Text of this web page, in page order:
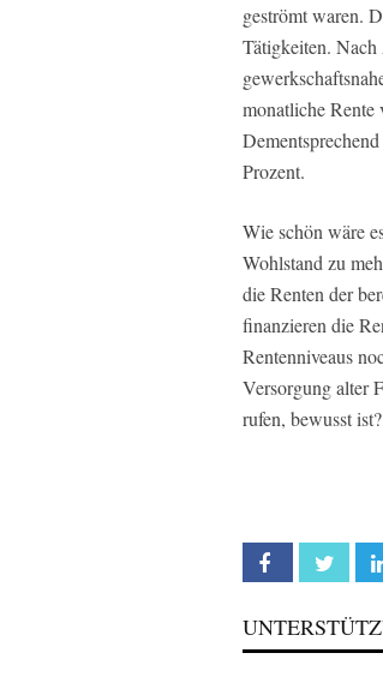
geströmt waren.
Tätigkeiten.
monatliche Rente
Prozent.
Wie schön wäre
Wohlstand zu
die Renten der
finanzieren die
Rentenniveaus
Versorgung alter
rufen, bewusst ist?
Facebook